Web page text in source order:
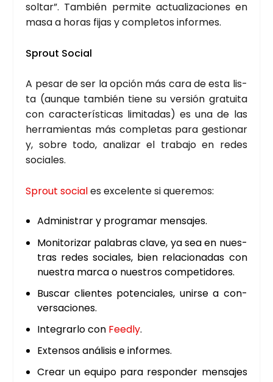
sol­tar”. Tam­bién per­mi­te actua­li­za­cio­nes en
masa a horas fijas y com­ple­tos infor­mes.
Sprout Social
A pesar de ser la opción más cara de esta lis­
ta (aun­que tam­bién tie­ne su ver­sión gra­tui­ta
con carac­te­rís­ti­cas limi­ta­das) es una de las
herra­mien­tas más com­ple­tas para ges­tio­nar
y, sobre todo, ana­li­zar el tra­ba­jo en redes
socia­les.
Sprout sociales exce­len­te si que­re­mos:
Admi­nis­trar y pro­gra­mar men­sa­jes.
Moni­to­ri­zar pala­bras cla­ve, ya sea en nues­
tras redes socia­les, bien rela­cio­na­das con
nues­tra mar­ca o nues­tros com­pe­ti­do­res.
Bus­car clien­tes poten­cia­les, unir­se a con­
ver­sa­cio­nes.
Inte­grar­lo con Feedly.
Exten­sos aná­li­sis e infor­mes.
Crear un equi­po para res­pon­der men­sa­jes